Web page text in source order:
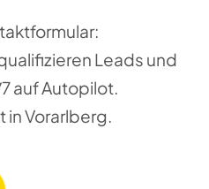
Leads und
auf Autopilot.
in Vorarlberg.